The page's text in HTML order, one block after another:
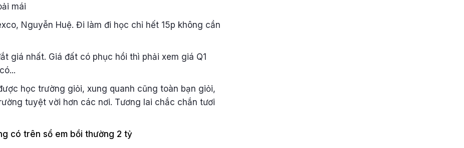
mái
Nguyễn Huệ. Đi làm đi học chỉ hết 15p không cần
giá nhất. Giá đất có phục hồi thì phải xem giá Q1
học trường giỏi, xung quanh cũng toàn bạn giỏi,
tuyệt vời hơn các nơi. Tương lai chắc chắn tươi
có trên sổ em bồi thường 2 tỷ